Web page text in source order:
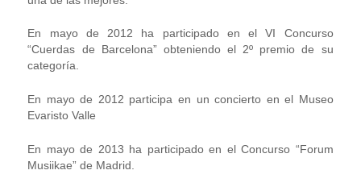
En mayo de 2012 ha participado en el VI Concurso
“Cuerdas de Barcelona” obteniendo el 2º premio de su
categoría.
En mayo de 2012 participa en un concierto en el Museo
Evaristo Valle
En mayo de 2013 ha participado en el Concurso “Forum
Musiikae” de Madrid.